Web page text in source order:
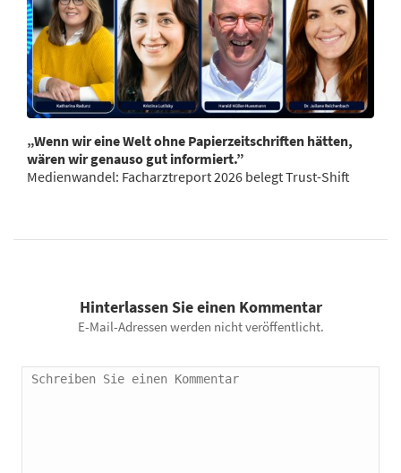
„Wenn wir eine Welt ohne Papierzeitschriften hätten,
wären wir genauso gut informiert.”
Medienwandel: Facharztreport 2026 belegt Trust-Shift
Hinterlassen Sie einen Kommentar
E-Mail-Adressen werden nicht veröffentlicht.